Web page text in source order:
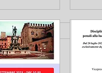
2 min